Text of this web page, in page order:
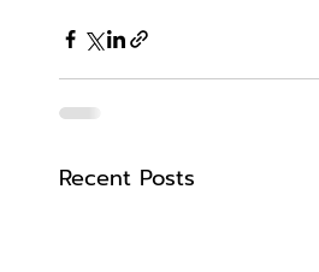
Recent Posts